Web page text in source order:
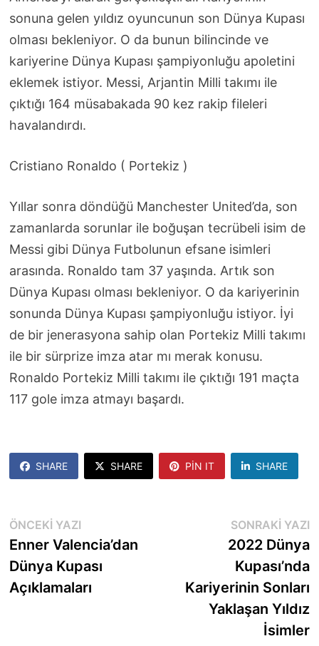
sonuna gelen yıldız oyuncunun son Dünya Kupası
olması bekleniyor. O da bunun bilincinde ve
kariyerine Dünya Kupası şampiyonluğu apoletini
eklemek istiyor. Messi, Arjantin Milli takımı ile
çıktığı 164 müsabakada 90 kez rakip fileleri
havalandırdı.
Cristiano Ronaldo ( Portekiz )
Yıllar sonra döndüğü Manchester United’da, son
zamanlarda sorunlar ile boğuşan tecrübeli isim de
Messi gibi Dünya Futbolunun efsane isimleri
arasında. Ronaldo tam 37 yaşında. Artık son
Dünya Kupası olması bekleniyor. O da kariyerinin
sonunda Dünya Kupası şampiyonluğu istiyor. İyi
de bir jenerasyona sahip olan Portekiz Milli takımı
ile bir sürprize imza atar mı merak konusu.
Ronaldo Portekiz Milli takımı ile çıktığı 191 maçta
117 gole imza atmayı başardı.
SHARE SHARE PIN IT SHARE
Yazı
gezinmesi
ÖNCEKI YAZIÖnceki
yazı:
Enner Valencia’dan
Dünya Kupası
Açıklamaları
SONRAKI YAZI
2022 Dünya
Kupası’nda
Kariyerinin Sonları
Yaklaşan Yıldız
İsimler